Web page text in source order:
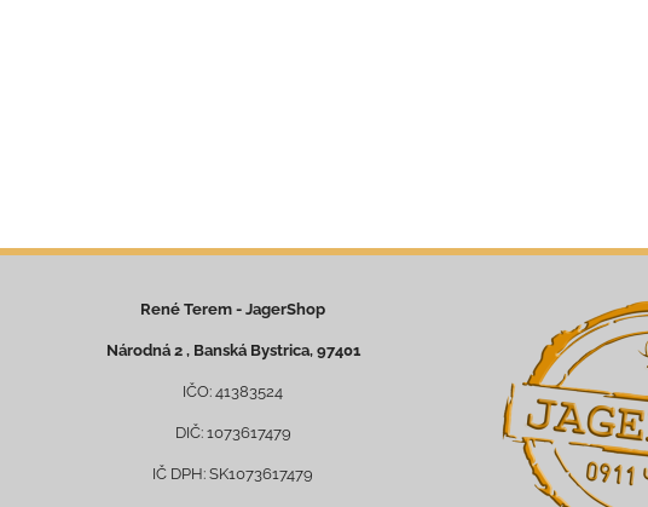
René Terem - JagerShop
Národná 2 , Banská Bystrica, 97401
IČO: 41383524
DIČ: 1073617479
IČ DPH: SK1073617479